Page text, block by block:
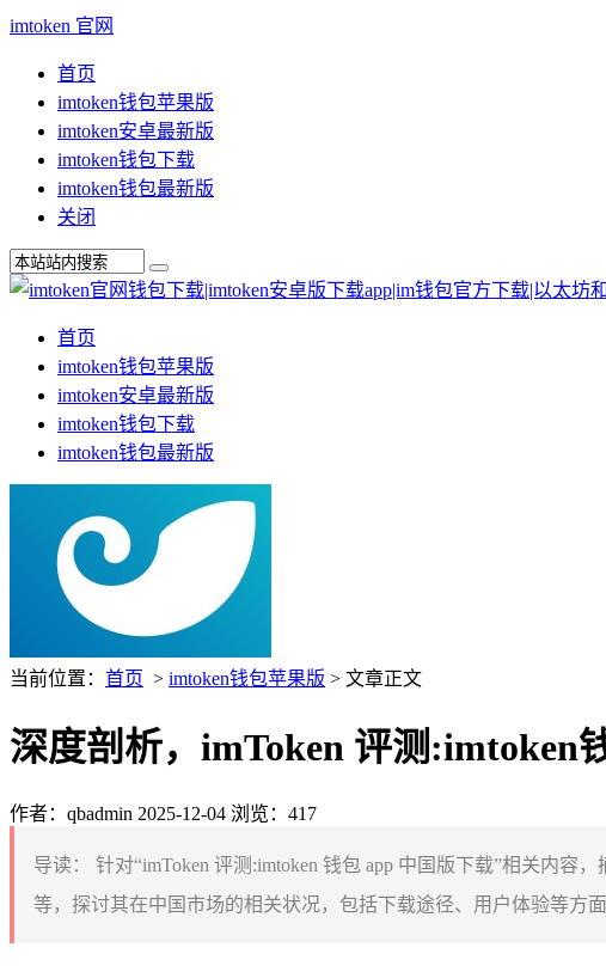
imtoken 官网
首页
imtoken钱包苹果版
imtoken安卓最新版
imtoken钱包下载
imtoken钱包最新版
关闭
首页
imtoken钱包苹果版
imtoken安卓最新版
imtoken钱包下载
imtoken钱包最新版
当前位置： 首页 > imtoken钱包苹果版 > 文章正文
深度剖析，imToken 评测:imtoken
作者：qbadmin 2025-12-04 浏览：417
导读：
针对“imToken 评测:imtoken 钱包 app 中国版下载”相关内容
等，探讨其在中国市场的相关状况，包括下载途径、用户体验等方